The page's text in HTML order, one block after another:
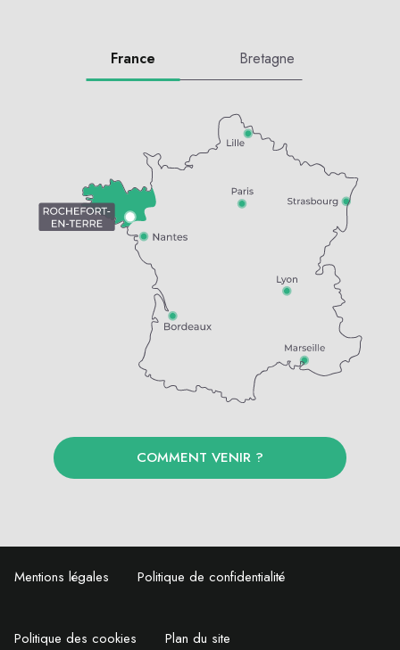
France Bretagne
COMMENT VENIR ?
Mentions légales Politique de confidentialité
Politique des cookies Plan du site